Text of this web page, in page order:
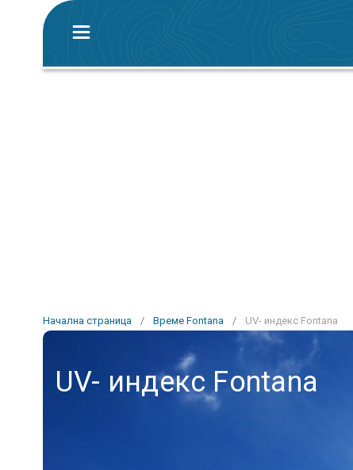
Начална страница / Време Fontana / UV- индекс Fontana
UV- индекс Fontana